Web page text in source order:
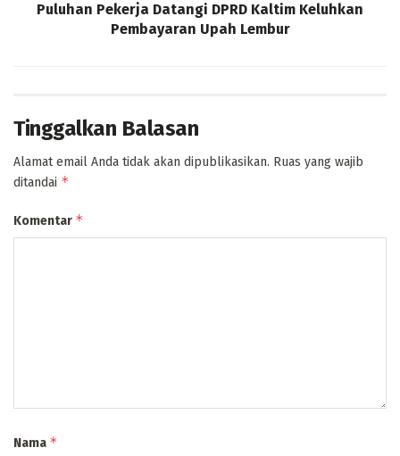
Puluhan Pekerja Datangi DPRD Kaltim Keluhkan
Pembayaran Upah Lembur
Tinggalkan Balasan
Alamat email Anda tidak akan dipublikasikan. Ruas yang wajib
ditandai *
Komentar *
Nama *